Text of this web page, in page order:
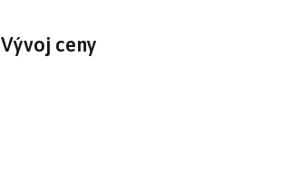
Vývoj ceny